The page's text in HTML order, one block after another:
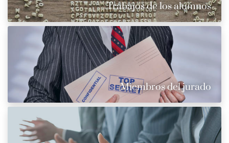
Trabajos de los alumnos
Miembros del jurado